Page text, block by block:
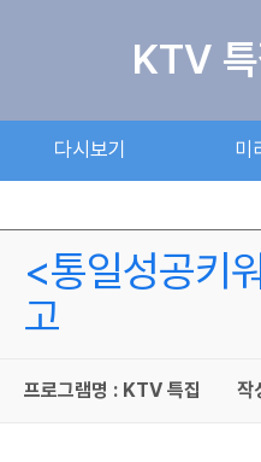
KTV
다시보기 미
<통일성공키
고
프로그램명 : KTV 특집 작